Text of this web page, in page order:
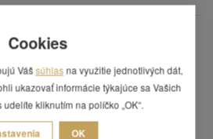
zasielacia F703 400x260x250 mm,
a 1 odtrhávacia páska
s 1 otrhávacím prúžkom a 1
páskou.
Cena:
Cookies
Vášsúhlas na využitie jednotlivých dát,
ukazovať informácie týkajúce sa Vašich
kliknutím na políčko „OK“.
OK